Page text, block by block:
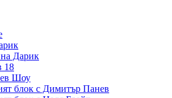
Дарик
18
Шоу
блок с Димитър Панев